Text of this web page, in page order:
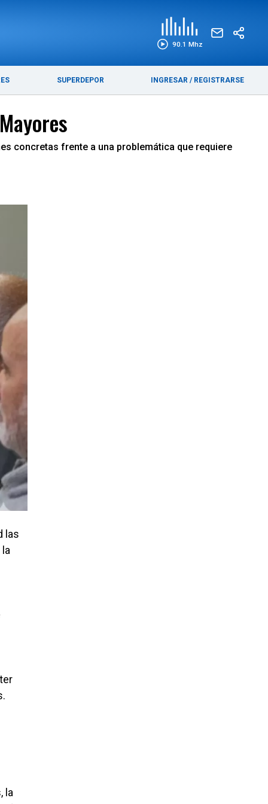
90.1 Mhz
SUPERDEPOR INGRESAR / REGISTRARSE
concretas frente a una problemática que requiere
las
la